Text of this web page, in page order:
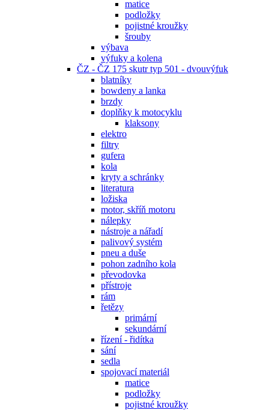
matice
podložky
pojistné kroužky
šrouby
výbava
výfuky a kolena
ČZ - ČZ 175 skutr typ 501 - dvouvýfuk
blatníky
bowdeny a lanka
brzdy
doplňky k motocyklu
klaksony
elektro
filtry
gufera
kola
kryty a schránky
literatura
ložiska
motor, skříň motoru
nálepky
nástroje a nářadí
palivový systém
pneu a duše
pohon zadního kola
převodovka
přístroje
rám
řetězy
primární
sekundární
řízení - řidítka
sání
sedla
spojovací materiál
matice
podložky
pojistné kroužky